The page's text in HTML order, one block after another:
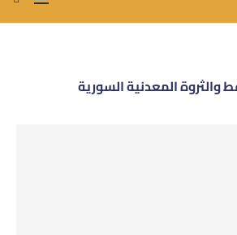
والثروة المعدنية السورية